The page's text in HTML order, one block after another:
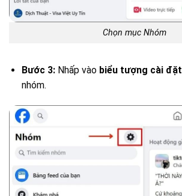
Chọn mục Nhóm
Bước 3:Nhấp vào biểu tượng cài đặt
nhóm.